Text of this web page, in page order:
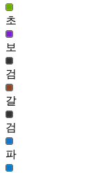
시크릿 컬러 헤어(남)
12,060
320
프리렌 헤어
12,056
321
슈타르크 헤어
12,043
322
금비 헤어(남)
초
보
검
갈
검
파